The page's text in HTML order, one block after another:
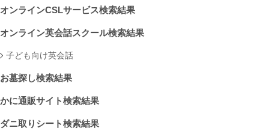
オンラインCSLサービス検索結果
オンライン英会話スクール検索結果
子ども向け英会話
お墓探し検索結果
かに通販サイト検索結果
ダニ取りシート検索結果